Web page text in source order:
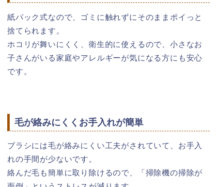
紙パック式なので、ゴミに触れずにそのままポイっと
捨てられます。
ホコリが舞いにくく、衛生的に使えるので、小さなお
子さんがいる家庭やアレルギーが気になる方にも安心
です。
毛が絡みにくくお手入れが簡単
ブラシには毛が絡みにくい工夫がされていて、お手入
れの手間が少ないです。
絡んだ毛も簡単に取り除けるので、「掃除機の掃除が